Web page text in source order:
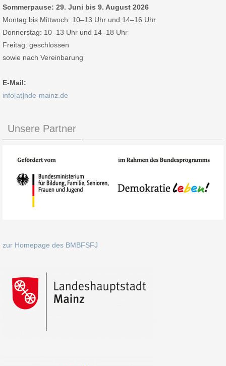
Sommerpause: 29. Juni bis 9. August 2026
Montag bis Mittwoch: 10–13 Uhr und 14–16 Uhr
Donnerstag: 10–13 Uhr und 14–18 Uhr
Freitag: geschlossen
sowie nach Vereinbarung
E-Mail:
info[at]hde-mainz.de
Unsere Partner
zur Homepage des BMBFSFJ